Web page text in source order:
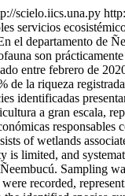
scielo.iics.una.py
servicios
el departamento de
son
entre febrero de
de la riqueza
identificadas
a gran escala,
responsables
of wetlands
limited, and
Sampling
recorded,